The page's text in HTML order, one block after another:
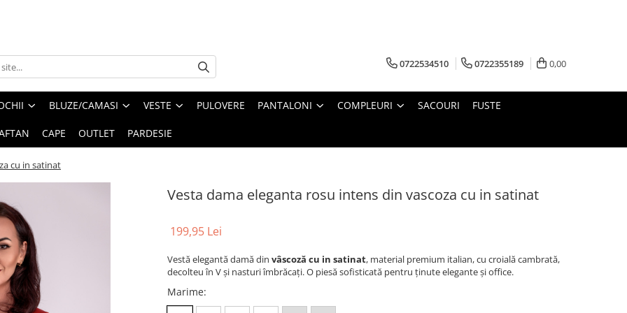
0722534510 0722355189 0,00
BLUZE/CAMASI VESTE PULOVERE PANTALONI COMPLEURI SACOURI FUSTE
CAPE OUTLET PARDESIE
cu in satinat
Vesta dama eleganta rosu intens din vascoza cu in satinat
199,95 Lei
Vestă elegantă damă din vâscoză cu in satinat, material premium italian, cu croială cambrată,
decolteu în V și nasturi îmbrăcați. O piesă sofisticată pentru ținute elegante și office.
Marime: